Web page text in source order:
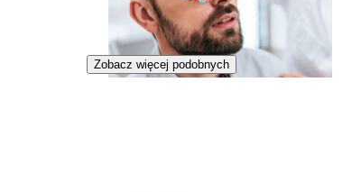
Zobacz więcej podobnych